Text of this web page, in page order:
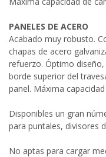
PANELES DE ACERO
Acabado muy robusto.
chapas de acero
refuerzo. Óptimo
borde superior del
panel. Máxima
Disponibles un gran
para puntales, divisores
No aptas para cargar